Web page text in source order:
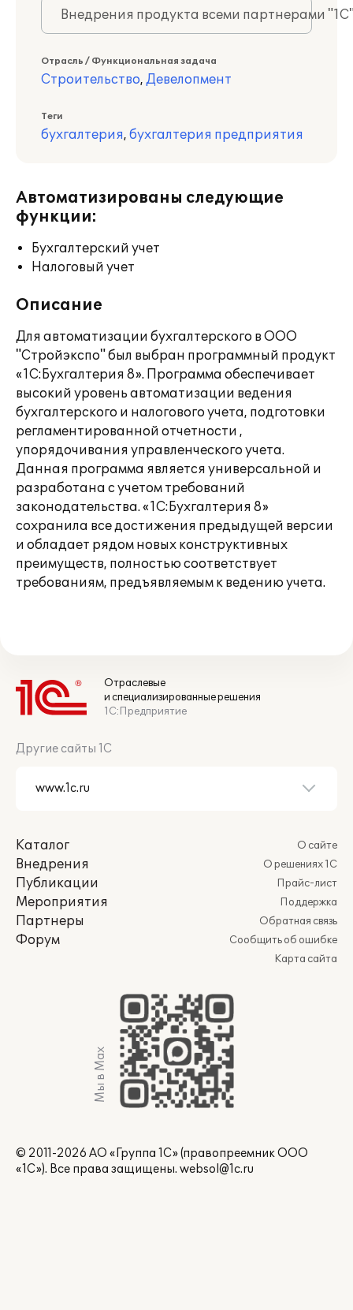
Внедрения продукта всеми партнерами
Отрасль / Функциональная задача
Строительство, Девелопмент
Теги
бухгалтерия, бухгалтерия предприятия
Автоматизированы следующие
функции:
Бухгалтерский учет
Налоговый учет
Описание
Для автоматизации бухгалтерского в ООО
"Стройэкспо" был выбран программный продукт
«1С:Бухгалтерия 8». Программа обеспечивает
высокий уровень автоматизации ведения
бухгалтерского и налогового учета, подготовки
регламентированной отчетности ,
упорядочивания управленческого учета.
Данная программа является универсальной и
разработана с учетом требований
законодательства. «1С:Бухгалтерия 8»
сохранила все достижения предыдущей версии
и обладает рядом новых конструктивных
преимуществ, полностью соответствует
требованиям, предъявляемым к ведению учета.
Отраслевые
и специализированные решения
1С:Предприятие
Другие сайты 1С
Каталог
Внедрения
Публикации
Мероприятия
Партнеры
Форум
О сайте
О решениях 1С
Прайс-лист
Поддержка
Обратная связь
Сообщить об ошибке
Карта сайта
Мы в Max
© 2011-2026 АО «Группа 1С» (правопреемник ООО
«1С»). Все права защищены. websol@1c.ru